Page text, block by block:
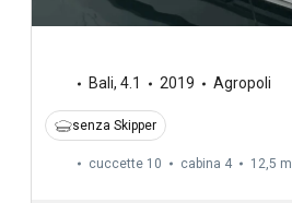
Bali, 4.1 2019 Agropoli
senza Skipper
cuccette 10 cabina 4 12,5 m